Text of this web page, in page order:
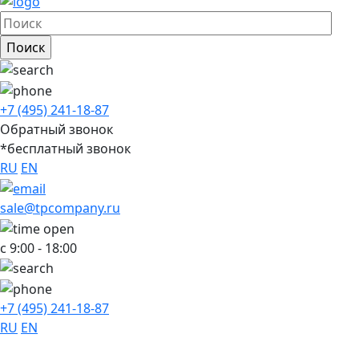
+7 (495) 241-18-87
Обратный звонок
*бесплатный звонок
RU EN
sale@tpcompany.ru
с 9:00 - 18:00
+7 (495) 241-18-87
RU EN